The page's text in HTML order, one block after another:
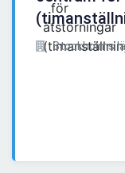
Stockholms